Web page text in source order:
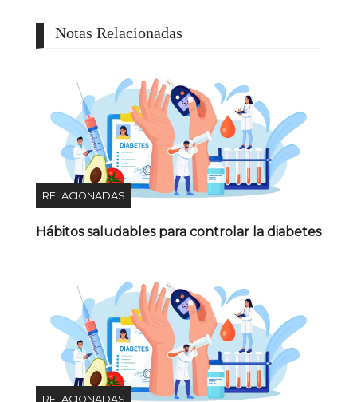
Notas Relacionadas
RELACIONADAS
Hábitos saludables para controlar la diabetes
RELACIONADAS